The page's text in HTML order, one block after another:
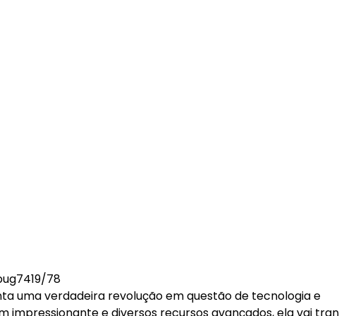
78
uma verdadeira revolução em questão de tecnologia e